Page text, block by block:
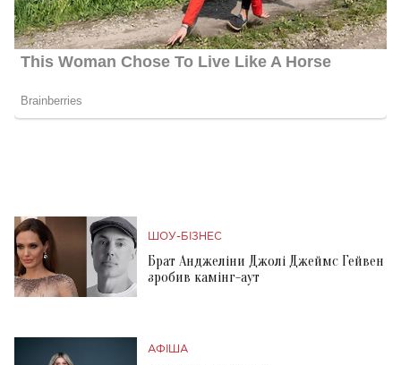
ШОУ-БІЗНЕС
Брат Анджеліни Джолі Джеймс Гейвен
зробив камінг-аут
АФІША